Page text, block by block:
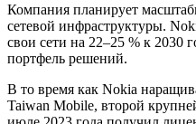
Компания планирует
сетевой инфраструктуры.
свои сети на 22–25 % к 2030
портфель решений.
В то время как Nokia
Taiwan Mobile, второй